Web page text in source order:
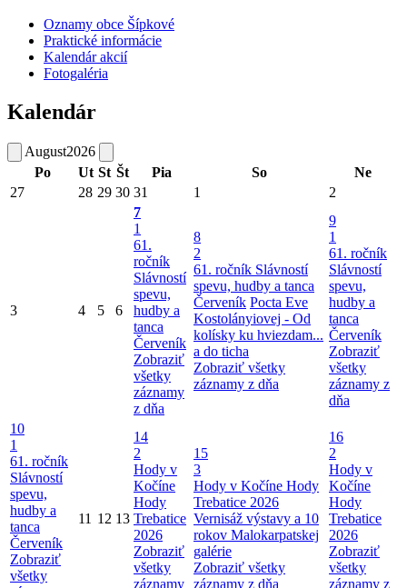
Oznamy obce Šípkové
Praktické informácie
Kalendár akcií
Fotogaléria
Kalendár
August2026
Po
Ut St Št Pia So
Ne
27
28 29 30 31 1 2
3 4 5 6
7
1
61.
ročník
Slávností
spevu,
hudby a
tanca
Červeník
Zobraziť
všetky
záznamy
z dňa
8
2
61. ročník Slávností
spevu, hudby a tanca
Červeník Pocta Eve
Kostolányiovej - Od
kolísky ku hviezdam...
a do ticha
Zobraziť všetky
záznamy z dňa
9
1
61. ročník
Slávností
spevu,
hudby a
tanca
Červeník
Zobraziť
všetky
záznamy z
dňa
10
1
61. ročník
Slávností
spevu,
hudby a
tanca
Červeník
Zobraziť
všetky
11 12 13
14
2
Hody v
Kočíne
Hody
Trebatice
2026
Zobraziť
všetky
záznamy
15
3
Hody v Kočíne Hody
Trebatice 2026
Vernisáž výstavy a 10
rokov Malokarpatskej
galérie
Zobraziť všetky
záznamy z dňa
16
2
Hody v
Kočíne
Hody
Trebatice
2026
Zobraziť
všetky
záznamy z